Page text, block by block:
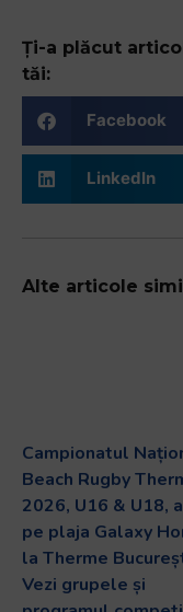
Ți-a plăcut
tăi:
Facebook
LinkedIn
Alte articole
Campionatul
Beach Rugby
2026, U16 & U18,
pe plaja Galaxy
la Therme
Vezi grupele și